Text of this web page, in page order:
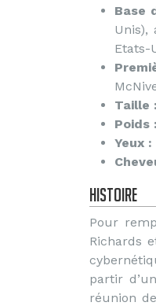
Base
Unis),
Etats-
Taille :
Poids :
Yeux :
Histoire
Pour
Richards
partir
réunion